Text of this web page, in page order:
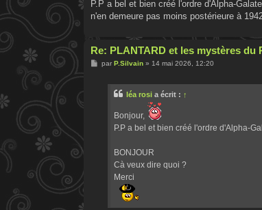
P.P a bel et bien créé l'ordre d'Alpha-
n'en demeure pas moins postérieure à
Re: PLANTARD et les mystères du
Mpar P.Silvain» 14 mai 2026, 12:20
léa rosi a écrit : ↑
Bonjour,
P.P a bel et bien créé l'ordre d'Alpha-
BONJOUR
Cà veux dire quoi ?
Merci